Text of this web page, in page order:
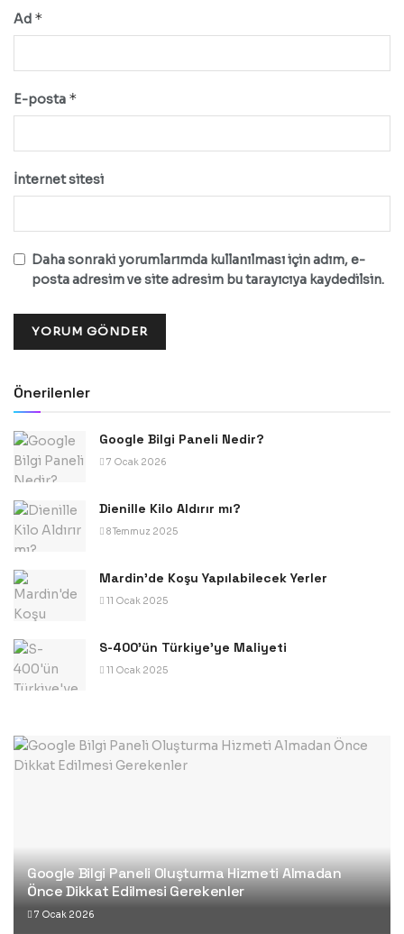
Ad *
E-posta *
İnternet sitesi
Daha sonraki yorumlarımda kullanılması için adım, e-
posta adresim ve site adresim bu tarayıcıya kaydedilsin.
Önerilenler
Google Bilgi Paneli Nedir?
7 Ocak 2026
Dienille Kilo Aldırır mı?
8 Temmuz 2025
Mardin’de Koşu Yapılabilecek Yerler
11 Ocak 2025
S-400’ün Türkiye’ye Maliyeti
11 Ocak 2025
Google Bilgi Paneli Oluşturma Hizmeti Almadan
Önce Dikkat Edilmesi Gerekenler
7 Ocak 2026